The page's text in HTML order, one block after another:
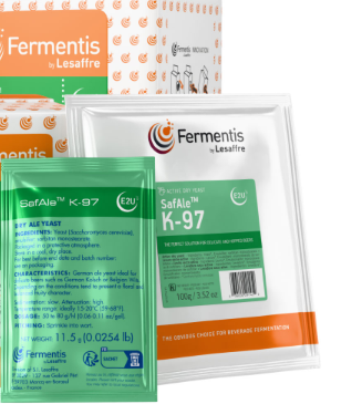
Fermentis
produits